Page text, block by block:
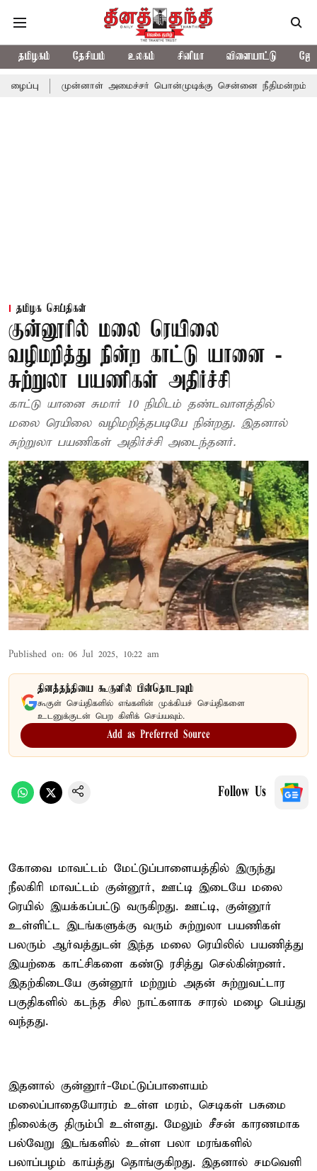
தமிழகம் தேசியம் உலகம் சினிமா விளையாட்டு
முன்னாள் அமைச்சர் பொன்முடிக்கு சென்னை நீதிமன்றம் பிடிவாராண்ட்
தமிழக செய்திகள்
குன்னூரில் மலை ரெயிலை
வழிமறித்து நின்ற காட்டு யானை -
சுற்றுலா பயணிகள் அதிர்ச்சி
காட்டு யானை சுமார் 10 நிமிடம் தண்டவாளத்தில்
மலை ரெயிலை வழிமறித்தபடியே நின்றது. இதனால்
சுற்றுலா பயணிகள் அதிர்ச்சி அடைந்தனர்.
Published on: 06 Jul 2025, 10:22 am
தினத்தந்தியை கூகுளில் பின்தொடரவும்
கூகுள் செய்திகளில் எங்களின் முக்கியச் செய்திகளை
உடனுக்குடன் பெற கிளிக் செய்யவும்.
Add as Preferred Source
Follow Us
கோவை மாவட்டம் மேட்டுப்பாளையத்தில் இருந்து
நீலகிரி மாவட்டம் குன்னூர், ஊட்டி இடையே மலை
ரெயில் இயக்கப்பட்டு வருகிறது. ஊட்டி, குன்னூர்
உள்ளிட்ட இடங்களுக்கு வரும் சுற்றுலா பயணிகள்
பலரும் ஆர்வத்துடன் இந்த மலை ரெயிலில் பயணித்து
இயற்கை காட்சிகளை கண்டு ரசித்து செல்கின்றனர்.
இதற்கிடையே குன்னூர் மற்றும் அதன் சுற்றுவட்டார
பகுதிகளில் கடந்த சில நாட்களாக சாரல் மழை பெய்து
வந்தது.
இதனால் குன்னூர்-மேட்டுப்பாளையம்
மலைப்பாதையோரம் உள்ள மரம், செடிகள் பசுமை
நிலைக்கு திரும்பி உள்ளது. மேலும் சீசன் காரணமாக
பல்வேறு இடங்களில் உள்ள பலா மரங்களில்
பலாப்பழம் காய்த்து தொங்குகிறது. இதனால் சமவெளி